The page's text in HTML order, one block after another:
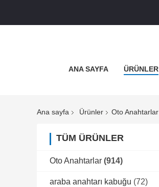
ANA SAYFA ÜRÜNLER
Ana sayfa Ürünler Oto Anahtarlar
TÜM ÜRÜNLER
Oto Anahtarlar (914)
araba anahtarı kabuğu (72)